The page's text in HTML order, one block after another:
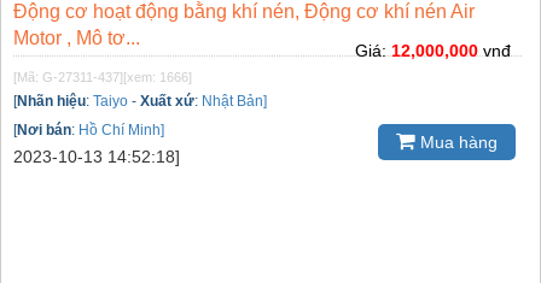
Động cơ hoạt động bằng khí nén, Động cơ khí nén Air
Motor , Mô tơ...
[Mã: G-27311-437] [xem: 1666]
[Nhãn hiệu: Taiyo - Xuất xứ: Nhật Bản]
[Nơi bán: Hồ Chí Minh]
2023-10-13 14:52:18]
Giá:12,000,000vnđ
Mua hàng